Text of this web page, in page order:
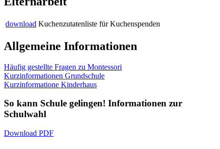
download Kuchenzutatenliste für Kuchenspenden
Allgemeine Informationen
Häufig gestellte Fragen zu Montessori
Kurzinformationen Grundschule
Kurzinformatione Kinderhaus
So kann Schule gelingen! Informationen zur
Schulwahl
Download PDF